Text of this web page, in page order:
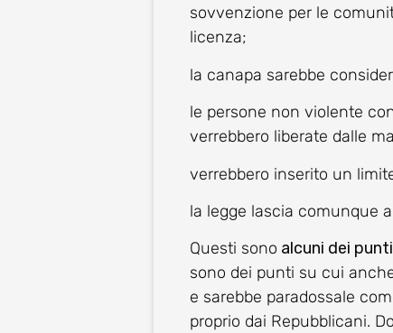
sovvenzione per le
licenza;
la canapa sarebbe
le persone non violente
verrebbero liberate dalle
verrebbero inserito un
la legge lascia comunque
Questi sono alcuni dei
sono dei punti su cui
e sarebbe paradossale
proprio dai Repubblicani.